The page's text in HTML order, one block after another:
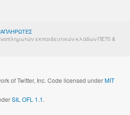
εκπαιδευτικών κλάδων ΠΕ70 &
of Twitter, Inc. Code licensed underMIT
SIL OFL 1.1.